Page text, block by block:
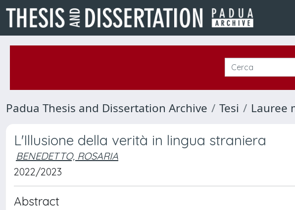
Padua Thesis and Dissertation Archive Tesi Lauree
L'Illusione della verità in lingua straniera
BENEDETTO, ROSARIA
2022/2023
Abstract